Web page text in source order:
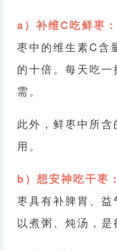
a）补维C吃鲜枣
枣中的维生素C含
的十倍。每天吃
需。
此外，鲜枣中所
用。
b）想安神吃干枣
枣具有补脾胃、
以煮粥、炖汤，是